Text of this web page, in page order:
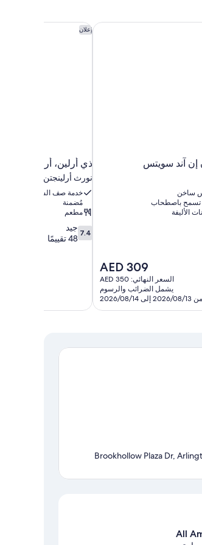
آند سويتس
ساخن
تسمح باصطحاب
الأليفة
السعر
الحالي
هو
AED
309
AED 309
السعر النهائي: AED 350
يشمل الضرائب والرسوم
من 2026/08/13 إلى 2026/08/14
آند سويتس إعلان
ذي أرلين، أرلينجتون،
نورث أرلينجتن
خدمة صف السيارات
مُضمنة
مطعم
7.4
من
7.4 جيد
48 تقييمًا
ذي أرلين، أرلينجتون،
All